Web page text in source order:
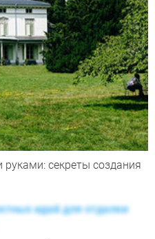
руками: секреты создания